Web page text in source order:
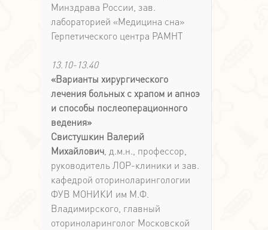
Минздрава России, зав.
лабораторией «Медицина сна»
Герпетического центра РАМНТ
13.10-13.40
«Варианты хирургического
лечения больных с храпом и апноэ
и способы послеоперационного
ведения»
Свистушкин Валерий
Михайлович, д.м.н., профессор,
руководитель ЛОР-клиники и зав.
кафедрой оториноларингологии
ФУВ МОНИКИ им М.Ф.
Владимирского, главный
оториноларинголог Московской